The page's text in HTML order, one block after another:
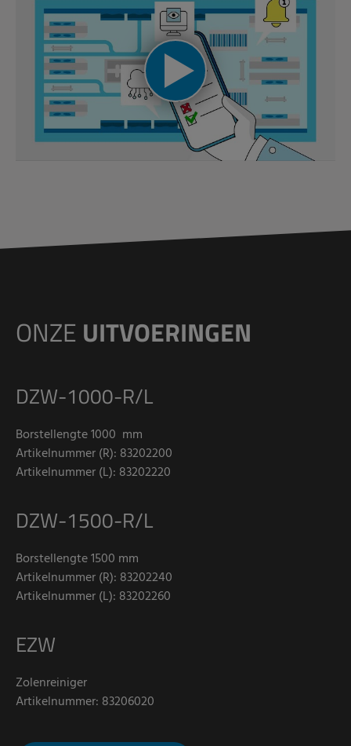
ONZE UITVOERINGEN
DZW-1000-R/L
Borstellengte 1000 mm
Artikelnummer (R): 83202200
Artikelnummer (L): 83202220
DZW-1500-R/L
Borstellengte 1500 mm
Artikelnummer (R): 83202240
Artikelnummer (L): 83202260
EZW
Zolenreiniger
Artikelnummer: 83206020